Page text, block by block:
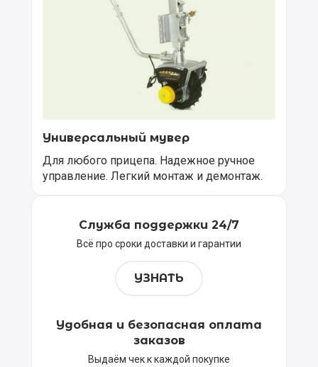
Универсальный мувер
Для любого прицепа. Надежное ручное
управление. Легкий монтаж и демонтаж.
Служба поддержки 24/7
Всё про сроки доставки и гарантии
УЗНАТЬ
Удобная и безопасная оплата
заказов
Выдаём чек к каждой покупке